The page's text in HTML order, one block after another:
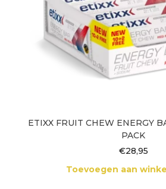
ETIXX FRUIT CHEW ENERGY
PACK
€28,95
Toevoegen aan